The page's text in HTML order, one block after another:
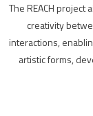
The REACH
creativity
interactions,
artistic forms,